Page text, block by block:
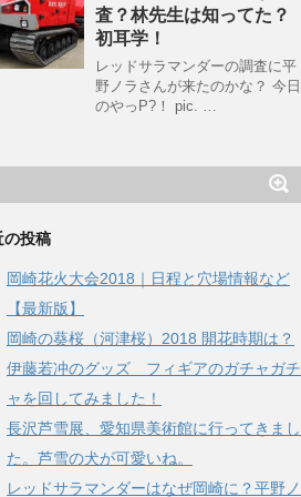
査？林先生は知ってた？
初耳学！
レッドサラマンダーの調査に平
野ノラさんが来たのかな？ 今日
のやっP?！ pic. …
の投稿
岡崎花火大会2018｜日程と穴場情報など
【最新版】
岡崎の葵桜（河津桜）2018 開花時期は？
伊藤若冲のグッズ フィギアのガチャガチ
ャを回してみました！
長沢芦雪展、愛知県美術館に行ってきまし
た。芦雪の犬が可愛いね。
レッドサラマンダーはなぜ岡崎に？平野ノ